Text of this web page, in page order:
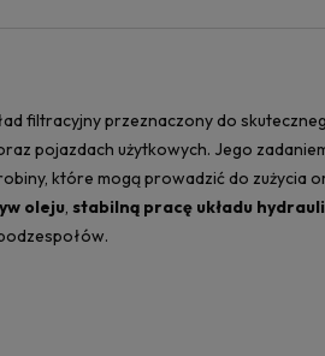
filtracyjny przeznaczony do
pojazdach użytkowych. Jego
które mogą prowadzić do zużycia
oleju, stabilną pracę układu